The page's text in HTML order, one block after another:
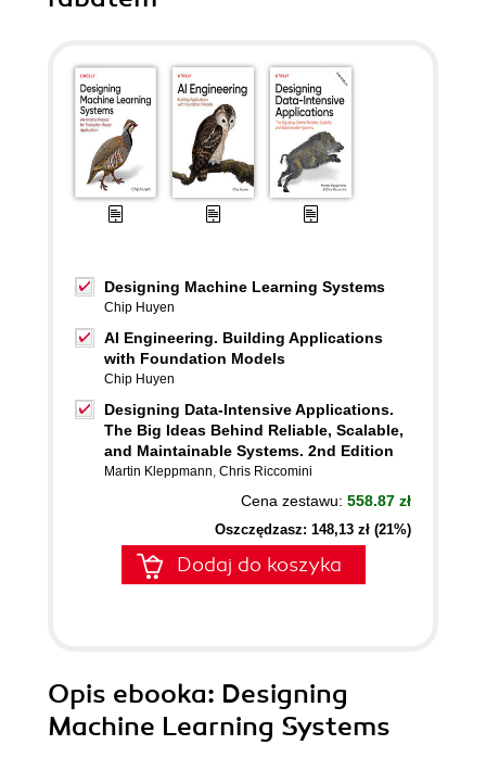
Designing Machine Learning Systems
Chip Huyen
AI Engineering. Building Applications
with Foundation Models
Chip Huyen
Designing Data-Intensive Applications.
The Big Ideas Behind Reliable, Scalable,
and Maintainable Systems. 2nd Edition
Martin Kleppmann, Chris Riccomini
Cena zestawu: 558.87 zł
Oszczędzasz: 148,13 zł (21%)
Dodaj do koszyka
Opis ebooka: Designing
Machine Learning Systems